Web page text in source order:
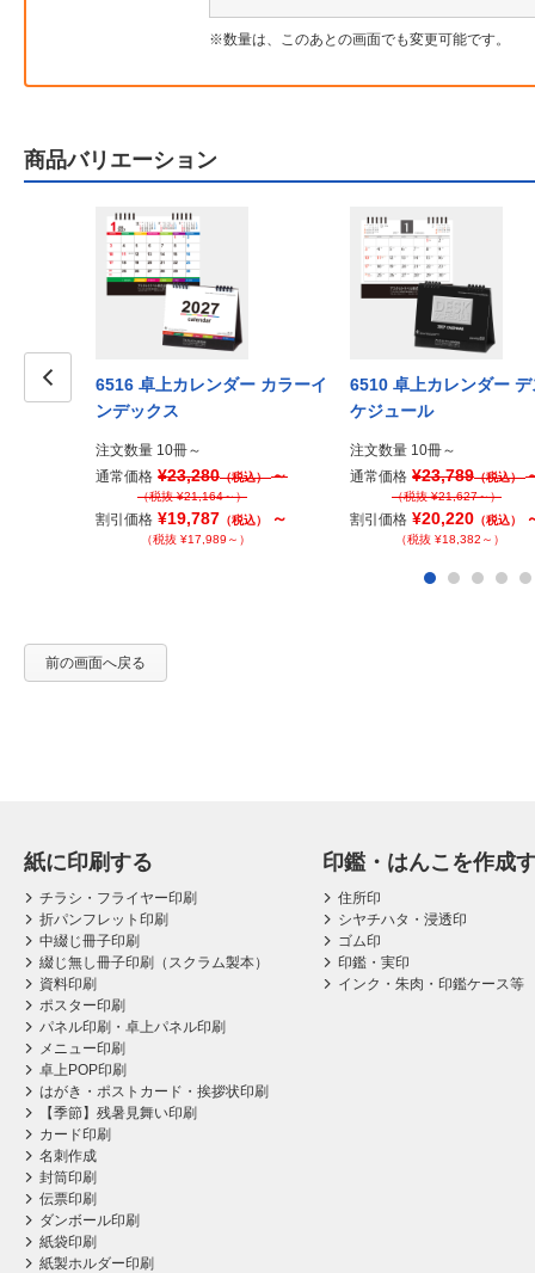
数量は、このあとの画面でも変更可能です。
商品バリエーション
6516 卓上カレンダー カラーイ
ンデックス
注文数量 10冊～
通常価格 ¥23,280（税込）～
（税抜 ¥21,164～）
割引価格 ¥19,787 （税込） ～
（税抜 ¥17,989～）
6510 卓上カレンダー
ケジュール
注文数量 10冊～
通常価格 ¥23,789（税込）
（税抜 ¥21,627～）
割引価格 ¥20,220 （税込）
（税抜 ¥18,382～）
前の画面へ戻る
紙に印刷する
チラシ・フライヤー印刷
折パンフレット印刷
中綴じ冊子印刷
綴じ無し冊子印刷（スクラム製本）
資料印刷
ポスター印刷
パネル印刷・卓上パネル印刷
メニュー印刷
卓上POP印刷
はがき・ポストカード・挨拶状印刷
【季節】残暑見舞い印刷
カード印刷
名刺作成
封筒印刷
伝票印刷
ダンボール印刷
紙袋印刷
紙製ホルダー印刷
印鑑・はんこを作成
住所印
シヤチハタ・浸透印
ゴム印
印鑑・実印
インク・朱肉・印鑑ケース等